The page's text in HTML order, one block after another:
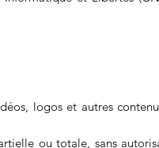
logos et autres
ou totale, sans